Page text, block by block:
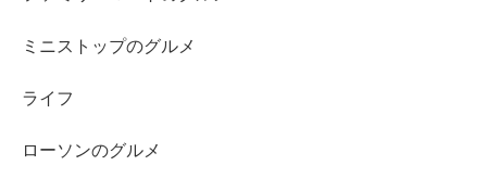
ミニストップのグルメ
ライフ
ローソンのグルメ